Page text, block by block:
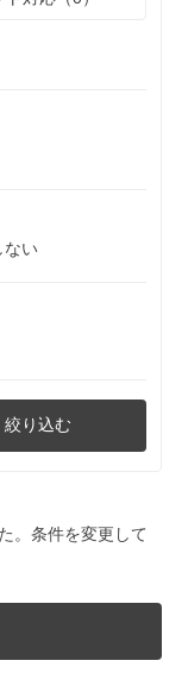
ない
絞り込む
。条件を変更して